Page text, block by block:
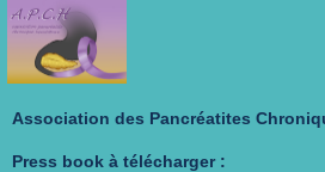
Association des Pancréatites
Press book à télécharger :